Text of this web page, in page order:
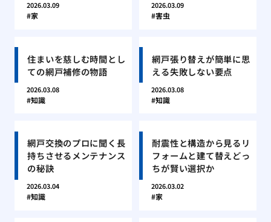
2026.03.09
家
2026.03.09
害虫
住まいを慈しむ時間とし
ての網戸補修の物語
2026.03.08
知識
網戸張り替えが簡単に思
える失敗しない要点
2026.03.08
知識
網戸交換のプロに聞く長
持ちさせるメンテナンス
の秘訣
2026.03.04
知識
耐震性と構造から見るリ
フォームと建て替えどっ
ちが賢い選択か
2026.03.02
家